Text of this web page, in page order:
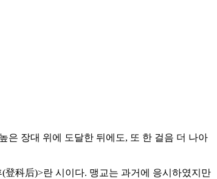
은 장대 위에 도달한 뒤에도, 또 한 걸음 더 나아
登科后)>란 시이다. 맹교는 과거에 응시하였지만